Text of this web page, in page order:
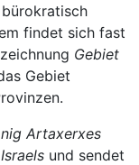
findet sich fast
Gebiet
Gebiet
Artaxerxes
Israels und sendet